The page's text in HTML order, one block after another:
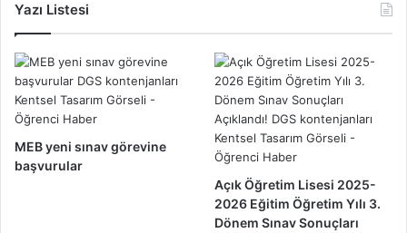
Yazı Listesi
MEB yeni sınav görevine
başvurular
Açık Öğretim Lisesi 2025-
2026 Eğitim Öğretim Yılı 3.
Dönem Sınav Sonuçları